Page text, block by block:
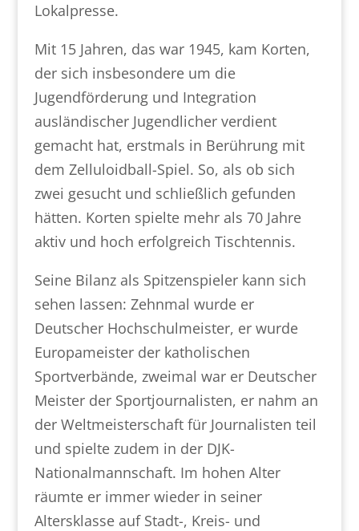
Lokalpresse.
Mit 15 Jahren, das war 1945, kam Korten,
der sich insbesondere um die
Jugendförderung und Integration
ausländischer Jugendlicher verdient
gemacht hat, erstmals in Berührung mit
dem Zelluloidball-Spiel. So, als ob sich
zwei gesucht und schließlich gefunden
hätten. Korten spielte mehr als 70 Jahre
aktiv und hoch erfolgreich Tischtennis.
Seine Bilanz als Spitzenspieler kann sich
sehen lassen: Zehnmal wurde er
Deutscher Hochschulmeister, er wurde
Europameister der katholischen
Sportverbände, zweimal war er Deutscher
Meister der Sportjournalisten, er nahm an
der Weltmeisterschaft für Journalisten teil
und spielte zudem in der DJK-
Nationalmannschaft. Im hohen Alter
räumte er immer wieder in seiner
Altersklasse auf Stadt-, Kreis- und